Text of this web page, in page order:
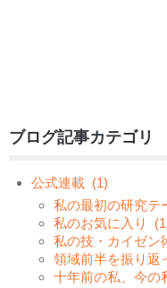
ブログ記事カテゴリ
公式連載 (1)
私の最初の研究テ
私のお気に入り
私の技・カイゼン
領域前半を振り返
十年前の私、今の